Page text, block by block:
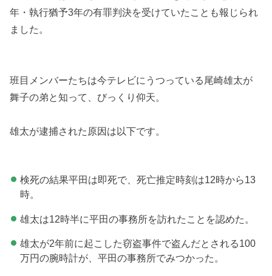
年・執行猶予3年の有罪判決を受けていたことも報じられ
ました。
班目メンバーたちは今テレビにうつっている尾崎雄太が
舞子の弟と知って、びっくり仰天。
雄太が逮捕された原因は以下です。
検死の結果平田は即死で、死亡推定時刻は12時から13
時。
雄太は12時半に平田の事務所を訪れたことを認めた。
雄太が2年前に起こした窃盗事件で盗んだとされる100
万円の腕時計が、平田の事務所でみつかった。